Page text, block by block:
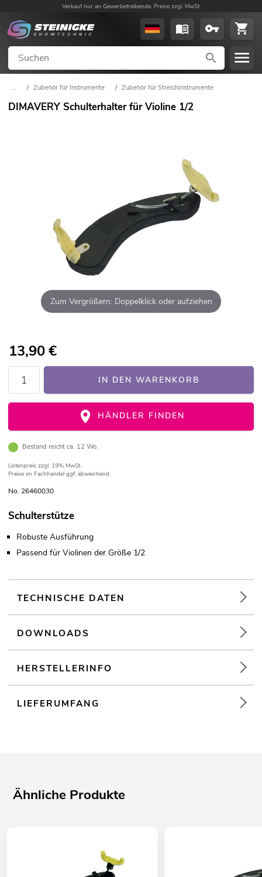
Verkauf nur an Gewerbetreibende. Preise zzgl. MwSt.
... / Zubehör für Instrumente / Zubehör für Streichinstrumente
DIMAVERY Schulterhalter für Violine 1/2
Zum Vergrößern: Doppelklick oder aufziehen
13,90€
IN DEN WARENKORB
HÄNDLER FINDEN
Bestand reicht ca. 12 Wo.
Listenpreis zzgl. 19% MwSt.
Preise im Fachhandel ggf. abweichend.
No. 26460030
Schulterstütze
Robuste Ausführung
Passend für Violinen der Größe 1/2
TECHNISCHE DATEN
DOWNLOADS
HERSTELLERINFO
LIEFERUMFANG
Ähnliche Produkte